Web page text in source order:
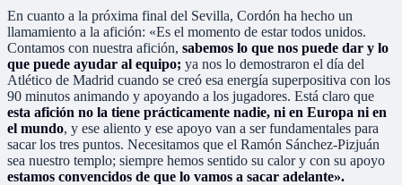
En cuanto a la próxima final del Sevilla, Cordón ha hecho un
llamamiento a la afición: «Es el momento de estar todos unidos.
Contamos con nuestra afición, sabemos lo que nos puede dar y lo
que puede ayudar al equipo; ya nos lo demostraron el día del
Atlético de Madrid cuando se creó esa energía superpositiva con los
90 minutos animando y apoyando a los jugadores. Está claro que
esta afición no la tiene prácticamente nadie, ni en Europa ni en
el mundo, y ese aliento y ese apoyo van a ser fundamentales para
sacar los tres puntos. Necesitamos que el Ramón Sánchez-Pizjuán
sea nuestro templo; siempre hemos sentido su calor y con su apoyo
estamos convencidos de que lo vamos a sacar adelante».